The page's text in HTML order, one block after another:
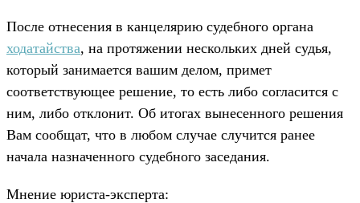
После отнесения в канцелярию судебного органа
ходатайства, на протяжении нескольких дней судья,
который занимается вашим делом, примет
соответствующее решение, то есть либо согласится с
ним, либо отклонит. Об итогах вынесенного решения
Вам сообщат, что в любом случае случится ранее
начала назначенного судебного заседания.
Мнение юриста-эксперта: